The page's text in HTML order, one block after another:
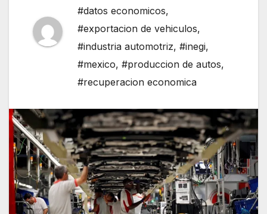
#datos economicos,
#exportacion de vehiculos,
#industria automotriz, #inegi,
#mexico, #produccion de autos,
#recuperacion economica